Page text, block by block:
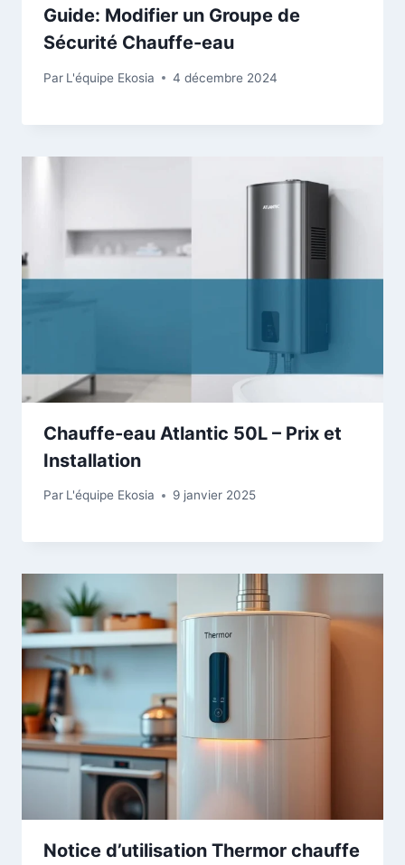
Guide: Modifier un Groupe de
Sécurité Chauffe-eau
Par L'équipe Ekosia 4 décembre 2024
Chauffe-eau Atlantic 50L – Prix et
Installation
Par L'équipe Ekosia 9 janvier 2025
Notice d’utilisation Thermor chauffe